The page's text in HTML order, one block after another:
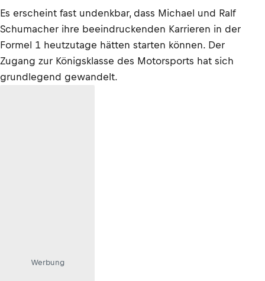
Es erscheint fast undenkbar, dass Michael und Ralf
Schumacher ihre beeindruckenden Karrieren in der
Formel 1 heutzutage hätten starten können. Der
Zugang zur Königsklasse des Motorsports hat sich
grundlegend gewandelt.
Werbung